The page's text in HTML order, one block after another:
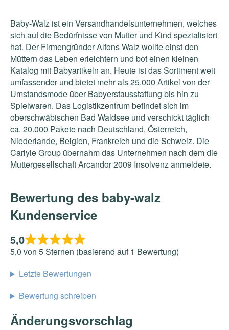
Baby-Walz ist ein Versandhandelsunternehmen, welches
sich auf die Bedürfnisse von Mutter und Kind spezialisiert
hat. Der Firmengründer Alfons Walz wollte einst den
Müttern das Leben erleichtern und bot einen kleinen
Katalog mit Babyartikeln an. Heute ist das Sortiment weit
umfassender und bietet mehr als 25.000 Artikel von der
Umstandsmode über Babyerstausstattung bis hin zu
Spielwaren. Das Logistikzentrum befindet sich im
oberschwäbischen Bad Waldsee und verschickt täglich
ca. 20.000 Pakete nach Deutschland, Österreich,
Niederlande, Belgien, Frankreich und die Schweiz. Die
Carlyle Group übernahm das Unternehmen nach dem die
Muttergesellschaft Arcandor 2009 Insolvenz anmeldete.
Bewertung des baby-walz
Kundenservice
5,0
5,0 von 5 Sternen (basierend auf 1 Bewertung)
Letzte Bewertungen
Bewertung schreiben
Änderungsvorschlag